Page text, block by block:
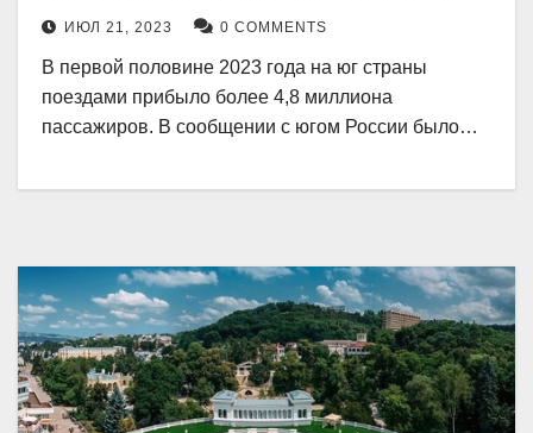
ИЮЛ 21, 2023 0 COMMENTS
В первой половине 2023 года на юг страны
поездами прибыло более 4,8 миллиона
пассажиров. В сообщении с югом России было…